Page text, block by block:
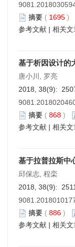
摘要 ( 1695 )
参考文献 | 相关文
基于析因设计的
唐小川, 罗亮
2018, 38(9):
摘要 ( 868 )
参考文献 | 相关文
基于拉普拉斯中
邱保志, 程栾
2018, 38(9):
摘要 ( 886 )
参考文献 | 相关文